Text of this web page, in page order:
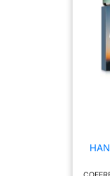
massages
mélangée
vos
soins
à un
verre
gouttes
en verre